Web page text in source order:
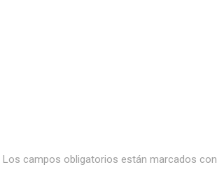
Los campos obligatorios están marcados con